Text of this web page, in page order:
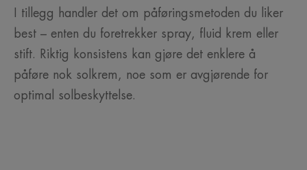
I tillegg handler det om påføringsmetoden du liker
best – enten du foretrekker spray, fluid krem eller
stift. Riktig konsistens kan gjøre det enklere å
påføre nok solkrem, noe som er avgjørende for
optimal solbeskyttelse.